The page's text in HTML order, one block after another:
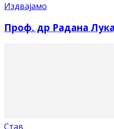
Издвајамо
Проф. др Радана
Став